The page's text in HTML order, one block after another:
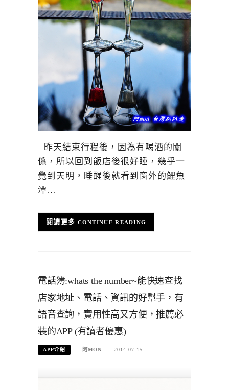
昨天結束行程後，因為有喝酒的關
係，所以回到飯店後很好睡，幾乎一
覺到天明，睡醒後就看到窗外的鯉魚
潭…
CONTINUE READING
電話簿:whats the number~能快速查找
店家地址、電話、資訊的好幫手，有
語音查詢，實用性高又方便，推薦必
裝的APP (有讀者優惠)
APP介紹 阿MON 2014-07-15